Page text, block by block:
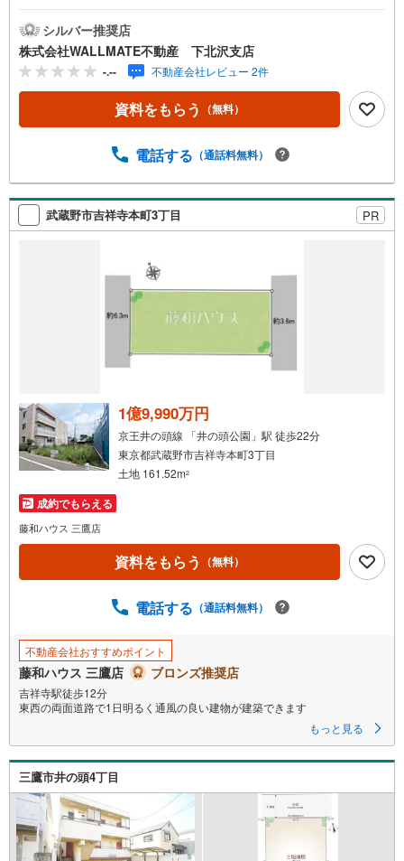
お約束いたします。■都心エリアに特化した情報網を駆使
し、最良の不動産をご提案。■住宅ローンシュミレーション
無料相談会 毎日随時開催中。■ウォールメイトオリジナル
の住宅購入・住替え等について分かりやすく解説したガイ
ドブックをご希望者様に【無料プレゼント】
シルバー推奨店
株式会社WALLMATE不動産 下北沢支店
-.-- 不動産会社レビュー 2件
資料をもらう （無料）
電話する （通話料無料）
武蔵野市吉祥寺本町3丁目 PR
1億9,990万円
京王井の頭線 「井の頭公園」駅 徒歩22分
東京都武蔵野市吉祥寺本町3丁目
土地 161.52m2
成約でもらえる
藤和ハウス 三鷹店
資料をもらう （無料）
電話する （通話料無料）
不動産会社おすすめポイント
藤和ハウス 三鷹店 ブロンズ推奨店
吉祥寺駅徒歩12分
東西の両面道路で1日明るく通風の良い建物が建築できます
もっと見る
三鷹市井の頭4丁目